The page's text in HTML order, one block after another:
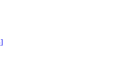
[يشبه القرنفل ويشبه النجم]